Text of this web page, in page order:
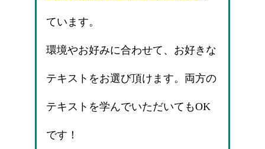
ています。
環境やお好みに合わせて、お好きな
テキストをお選び頂けます。両方の
テキストを学んでいただいてもOK
です！